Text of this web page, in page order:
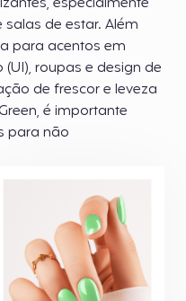
de estar. Além
para acentos em
roupas e design de
de frescor e leveza
é importante
para não